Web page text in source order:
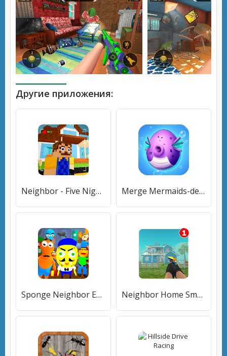
Другие приложения:
Neighbor - Five Nights Merge Mermaids-design home&create magic fish life.
Sponge Neighbor Escape 3D Neighbor Home Smasher